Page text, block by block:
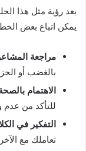
بعد رؤية مثل هذا
يمكن اتباع بعض
مراجعة
بالغضب أو
الاهتمام
للتأكد من
التفكير في
تعاملك مع